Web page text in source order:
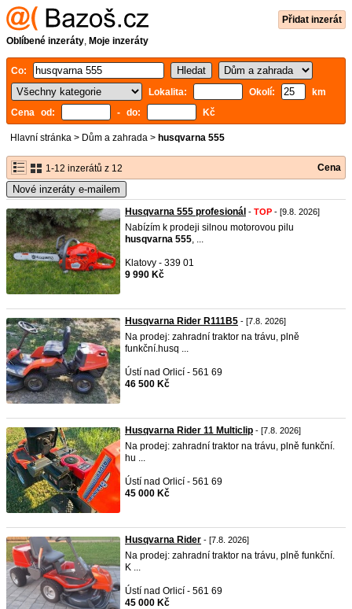
Přidat inzerát
Oblíbené inzeráty, Moje inzeráty
Co:
Lokalita:
Okolí:
km
Cena od:
- do: Kč
Hlavní stránka > Dům a zahrada > husqvarna 555
1-12 inzerátů z 12 Cena
Nové inzeráty e-mailem
Husqvarna 555 profesionál - TOP - [9.8. 2026]
Nabízím k prodeji silnou motorovou pilu
husqvarna 555, ...
Klatovy - 339 01
9 990 Kč
Husqvarna Rider R111B5 - [7.8. 2026]
Na prodej: zahradní traktor na trávu, plně
funkční.husq ...
Ústí nad Orlicí - 561 69
46 500 Kč
Husqvarna Rider 11 Multiclip - [7.8. 2026]
Na prodej: zahradní traktor na trávu, plně funkční.
hu ...
Ústí nad Orlicí - 561 69
45 000 Kč
Husqvarna Rider - [7.8. 2026]
Na prodej: zahradní traktor na trávu, plně funkční.
K ...
Ústí nad Orlicí - 561 69
45 000 Kč